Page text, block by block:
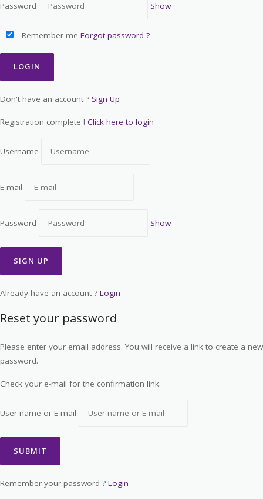
Password Show
Remember me Forgot password ?
Don't have an account ? Sign Up
Registration complete ! Click here to login
Username
E-mail
Password Show
Already have an account ? Login
Reset your password
Please enter your email address. You will receive a link to create a new
password.
Check your e-mail for the confirmation link.
User name or E-mail
Remember your password ? Login